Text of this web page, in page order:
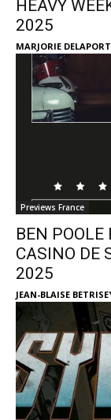
HEAVY
2025
MARJORIE
Previews France
BEN POOLE
CASINO DE
2025
JEAN-BLAISE